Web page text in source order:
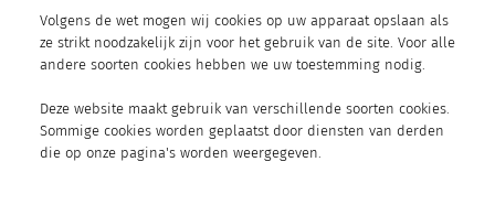
Volgens de wet mogen wij cookies op uw apparaat opslaan als
ze strikt noodzakelijk zijn voor het gebruik van de site. Voor alle
andere soorten cookies hebben we uw toestemming nodig.
Deze website maakt gebruik van verschillende soorten cookies.
Sommige cookies worden geplaatst door diensten van derden
die op onze pagina's worden weergegeven.